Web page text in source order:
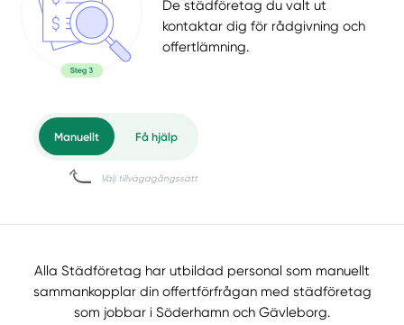
De städföretag du valt ut
kontaktar dig för rådgivning och
offertlämning.
Alla Städföretag har utbildad personal som manuellt
sammankopplar din offertförfrågan med städföretag
som jobbar i Söderhamn och Gävleborg.